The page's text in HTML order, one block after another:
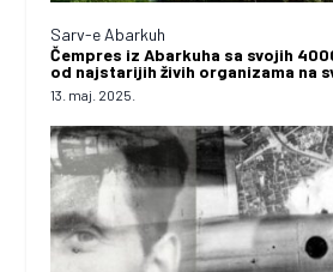
Sarv-e Abarkuh
Čempres iz Abarkuha sa svojih
od najstarijih živih organizama na
13. maj. 2025.